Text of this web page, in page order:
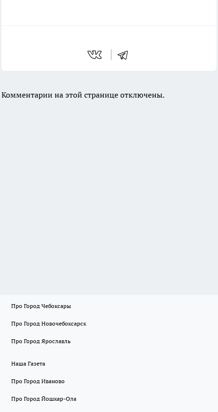
Комментарии на этой странице отключены.
Про Город Чебоксары
Про Город Новочебоксарск
Про Город Ярославль
Наша Газета
Про Город Иваново
Про Город Йошкар-Ола